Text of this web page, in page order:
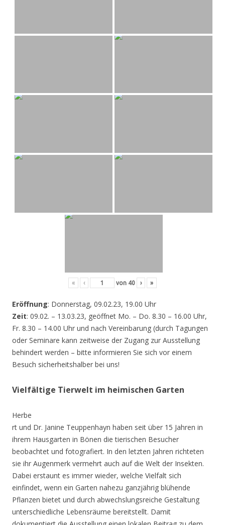
« ‹ von 40 › »
Eröffnung: Donnerstag, 09.02.23, 19.00 Uhr
Zeit: 09.02. – 13.03.23, geöffnet Mo. – Do. 8.30 – 16.00 Uhr,
Fr. 8.30 – 14.00 Uhr und nach Vereinbarung (durch Tagungen
oder Seminare kann zeitweise der Zugang zur Ausstellung
behindert werden – bitte informieren Sie sich vor einem
Besuch sicherheitshalber bei uns!
Vielfältige Tierwelt im heimischen Garten
Herbe
rt und Dr. Janine Teuppenhayn haben seit über 15 Jahren in
ihrem Hausgarten in Bönen die tierischen Besucher
beobachtet und fotografiert. In den letzten Jahren richteten
sie ihr Augenmerk vermehrt auch auf die Welt der Insekten.
Dabei erstaunt es immer wieder, welche Vielfalt sich
einfindet, wenn ein Garten nahezu ganzjährig blühende
Pflanzen bietet und durch abwechslungsreiche Gestaltung
unterschiedliche Lebensräume bereitstellt. Damit